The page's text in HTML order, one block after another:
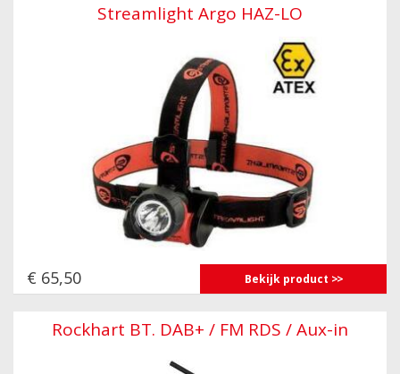
Streamlight Argo HAZ-LO
€ 65,50 Bekijk product
Rockhart BT. DAB+ / FM RDS / Aux-in